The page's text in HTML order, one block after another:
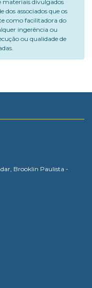
materiais divulgados
dos associados que os
como facilitadora do
ingerência ou
ou qualidade de
Brooklin Paulista -